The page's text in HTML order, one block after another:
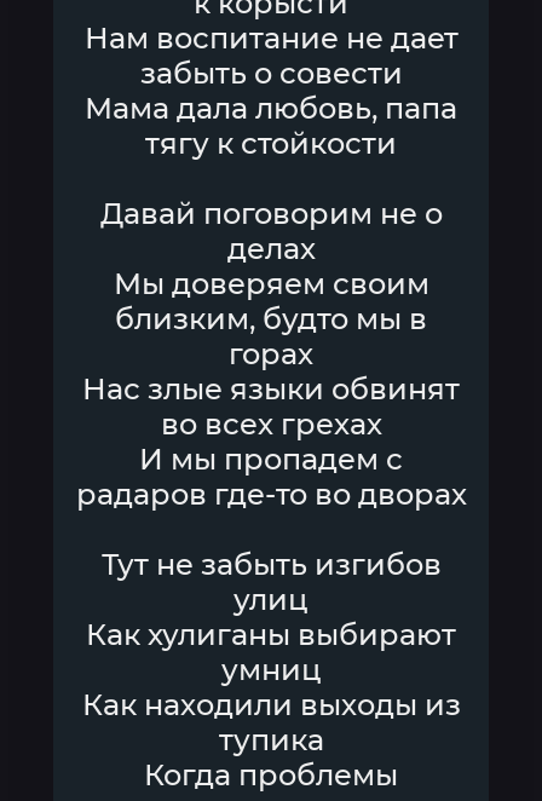
Нам воспитание не дает
забыть о совести
Мама дала любовь, папа
тягу к стойкости
Давай поговорим не о
делах
Мы доверяем своим
близким, будто мы в
горах
Нас злые языки обвинят
во всех грехах
И мы пропадем с
радаров где-то во дворах
Тут не забыть изгибов
улиц
Как хулиганы выбирают
умниц
Как находили выходы из
тупика
Когда проблемы